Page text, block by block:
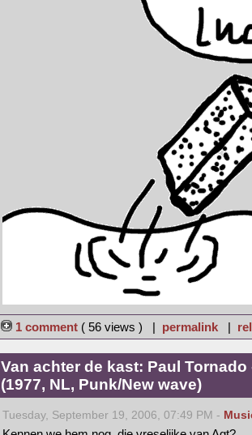
1 comment ( 56 views ) | permalink |
Van achter de kast: Paul Tornado
(1977, NL, Punk/New wave)
Tuesday, September 19, 2006, 07:49 PM -